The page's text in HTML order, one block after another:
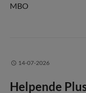
MBO
14-07-2026
Helpende